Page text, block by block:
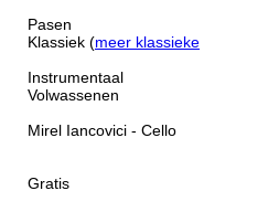
Pasen
Klassiek (meer klassieke
Instrumentaal
Volwassenen
Mirel Iancovici - Cello
Gratis